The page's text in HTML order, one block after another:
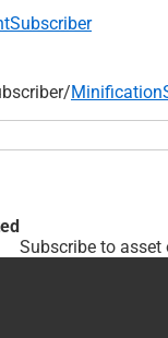
Subscribe to